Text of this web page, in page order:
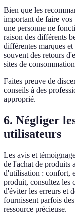
Bien que les
important de faire
une personne ne
raison des différents
différentes marques
souvent des retours
sites de
Faites preuve de
conseils à des
approprié.
6. Négliger
utilisateurs
Les avis et
de l'achat de produits
d'utilisation : confort,
produit, consultez les
d'éviter les erreurs et
fournissent parfois
ressource précieuse.